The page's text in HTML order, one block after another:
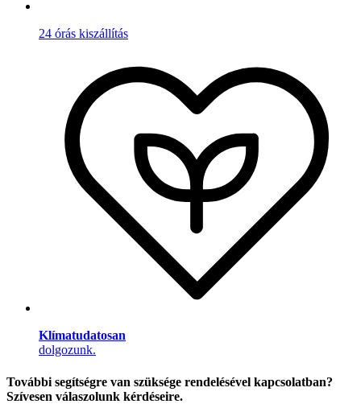
24 órás kiszállítás
Klímatudatosan
dolgozunk.
További segítségre van szüksége rendelésével kapcsolatban?
Szívesen válaszolunk kérdéseire.